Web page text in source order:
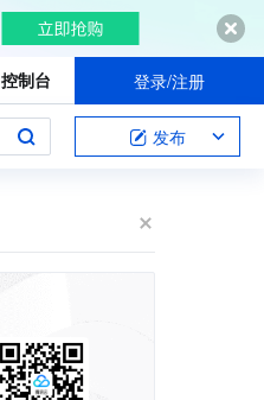
控制台 登录/注册
发布